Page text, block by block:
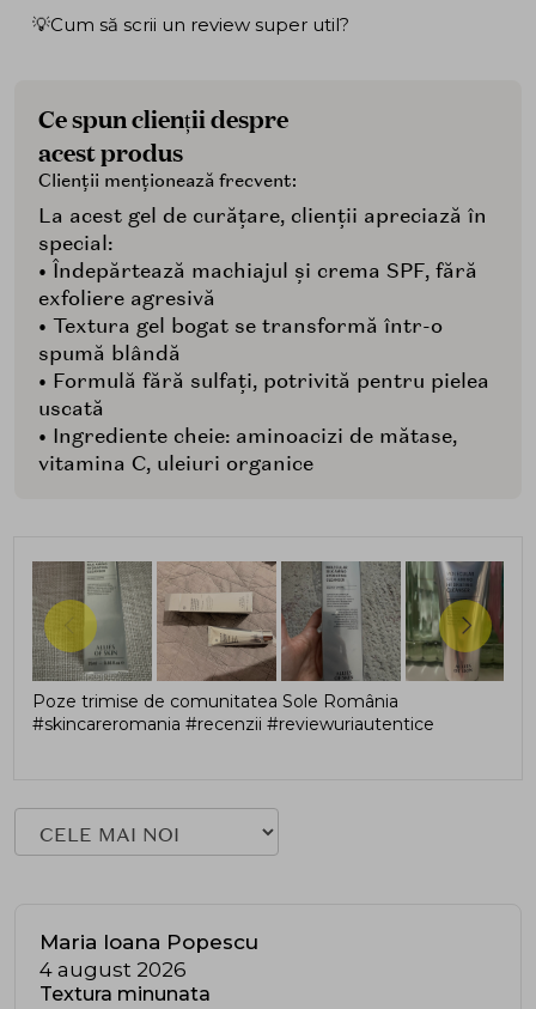
💡Cum să scrii un review super util?
Ce spun clienții despre
acest produs
Clienții menționează frecvent:
La acest gel de curățare, clienții apreciază în
special:
• Îndepărtează machiajul și crema SPF, fără
exfoliere agresivă
• Textura gel bogat se transformă într-o
spumă blândă
• Formulă fără sulfați, potrivită pentru pielea
uscată
• Ingrediente cheie: aminoacizi de mătase,
vitamina C, uleiuri organice
Poze trimise de comunitatea Sole România
#skincareromania #recenzii #reviewuriautentice
Maria Ioana Popescu
4 august 2026
Textura minunata